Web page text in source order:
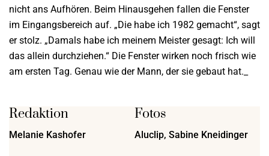
nicht ans Aufhören. Beim Hinausgehen fallen die Fenster
im Eingangsbereich auf. „Die habe ich 1982 gemacht“, sagt
er stolz. „Damals habe ich meinem Meister gesagt: Ich will
das allein durchziehen.“ Die Fenster wirken noch frisch wie
am ersten Tag. Genau wie der Mann, der sie gebaut hat._
Redaktion
Melanie Kashofer
Fotos
Aluclip, Sabine Kneidinger